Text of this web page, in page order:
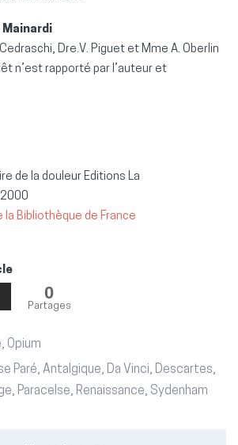
Mainardi
Dre.V. Piguet et Mme A. Oberlin
n’est rapporté par l’auteur et
de la douleur Editions La
la Bibliothèque de France
0
Partages
, Opium
Paré, Antalgique, Da Vinci, Descartes,
, Paracelse, Renaissance, Sydenham